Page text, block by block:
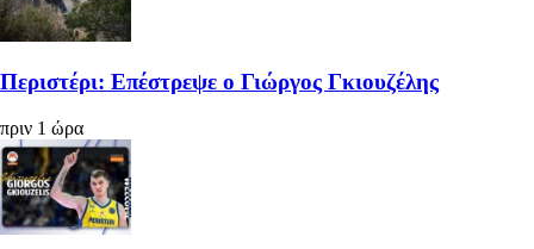
Περιστέρι: Επέστρεψε ο Γιώργος Γκιουζέλης
πριν 1 ώρα